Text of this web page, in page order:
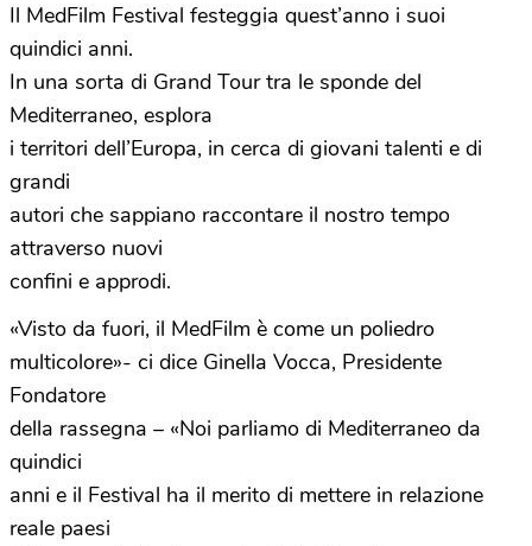
Il MedFilm Festival festeggia quest’anno i suoi
quindici anni.
In una sorta di Grand Tour tra le sponde del
Mediterraneo, esplora
i territori dell’Europa, in cerca di giovani talenti e di
grandi
autori che sappiano raccontare il nostro tempo
attraverso nuovi
confini e approdi.
«Visto da fuori, il MedFilm è come un poliedro
multicolore»- ci dice Ginella Vocca, Presidente
Fondatore
della rassegna – «Noi parliamo di Mediterraneo da
quindici
anni e il Festival ha il merito di mettere in relazione
reale paesi